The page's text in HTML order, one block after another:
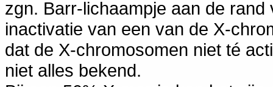
zgn. Barr-lichaampje aan de
inactivatie van een van de X-
dat de X-chromosomen niet té
niet alles bekend.